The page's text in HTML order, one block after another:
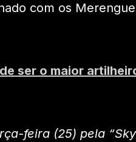
com os
ser o maior
feira (25) pela